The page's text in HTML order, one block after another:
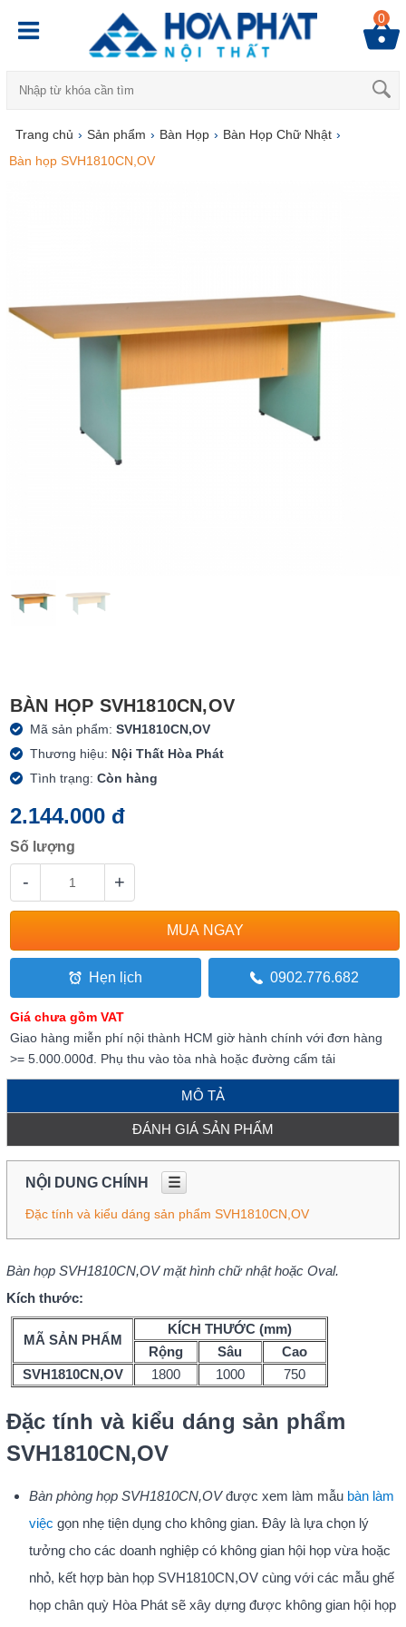
0
Trang chủ › Sản phẩm › Bàn Họp › Bàn Họp Chữ Nhật ›
Bàn họp SVH1810CN,OV
BÀN HỌP SVH1810CN,OV
Mã sản phẩm:SVH1810CN,OV
Thương hiệu: Nội Thất Hòa Phát
Tình trạng:Còn hàng
2.144.000 đ
Số lượng
- +
Hẹn lịch 0902.776.682
Giá chưa gồm VAT
Giao hàng miễn phí nội thành HCM giờ hành chính với đơn hàng
>= 5.000.000đ. Phụ thu vào tòa nhà hoặc đường cấm tải
MÔ TẢ
ĐÁNH GIÁ SẢN PHẨM
NỘI DUNG CHÍNH ☰
Đặc tính và kiểu dáng sản phẩm SVH1810CN,OV
Bàn họp SVH1810CN,OV mặt hình chữ nhật hoặc Oval.
Kích thước:
MÃ SẢN PHẨM
KÍCH THƯỚC (mm)
Rộng
Sâu
Cao
SVH1810CN,OV
1800 1000 750
Đặc tính và kiểu dáng sản phẩm
SVH1810CN,OV
Bàn phòng họp SVH1810CN,OVđược xem làm mẫu bàn làm
việc gọn nhẹ tiện dụng cho không gian. Đây là lựa chọn lý
tưởng cho các doanh nghiệp có không gian hội họp vừa hoặc
nhỏ, kết hợp bàn họp SVH1810CN,OV cùng với các mẫu ghế
họp chân quỳ Hòa Phát sẽ xây dựng được không gian hội họp